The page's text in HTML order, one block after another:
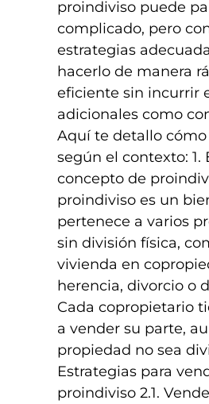
proindiviso puede
complicado, pero
estrategias
hacerlo de manera
eficiente sin incurrir
adicionales como
Aquí te detallo cómo
según el contexto: 1.
concepto de
proindiviso es un
pertenece a varios
sin división física,
vivienda en
herencia, divorcio o
Cada copropietario
a vender su parte,
propiedad no sea
Estrategias para
proindiviso 2.1.